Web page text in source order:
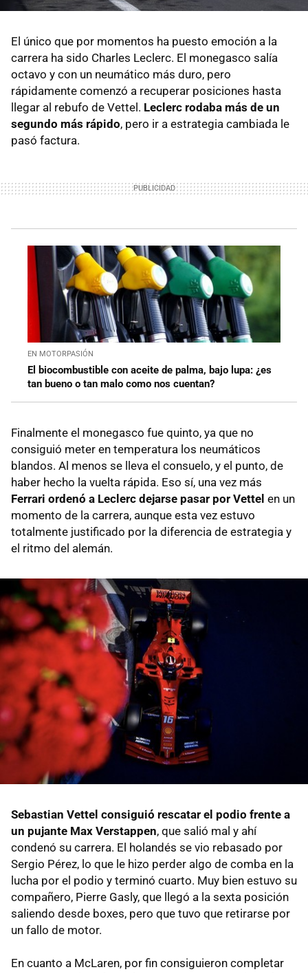
El único que por momentos ha puesto emoción a la
carrera ha sido Charles Leclerc. El monegasco salía
octavo y con un neumático más duro, pero
rápidamente comenzó a recuperar posiciones hasta
llegar al rebufo de Vettel. Leclerc rodaba más de un
segundo más rápido, pero ir a estrategia cambiada le
pasó factura.
EN MOTORPASIÓN
El biocombustible con aceite de palma, bajo lupa: ¿es
tan bueno o tan malo como nos cuentan?
Finalmente el monegasco fue quinto, ya que no
consiguió meter en temperatura los neumáticos
blandos. Al menos se lleva el consuelo, y el punto, de
haber hecho la vuelta rápida. Eso sí, una vez más
Ferrari ordenó a Leclerc dejarse pasar por Vettel en un
momento de la carrera, aunque esta vez estuvo
totalmente justificado por la diferencia de estrategia y
el ritmo del alemán.
Sebastian Vettel consiguió rescatar el podio frente a
un pujante Max Verstappen, que salió mal y ahí
condenó su carrera. El holandés se vio rebasado por
Sergio Pérez, lo que le hizo perder algo de comba en la
lucha por el podio y terminó cuarto. Muy bien estuvo su
compañero, Pierre Gasly, que llegó a la sexta posición
saliendo desde boxes, pero que tuvo que retirarse por
un fallo de motor.
En cuanto a McLaren, por fin consiguieron completar